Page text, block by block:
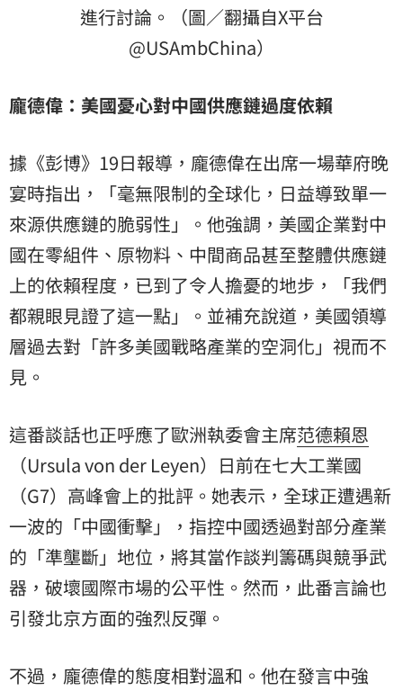
進行討論。（圖／翻攝自X平台
@USAmbChina）
龐德偉：美國憂心對中國供應鏈過度依賴
據《彭博》19日報導，龐德偉在出席一場華府晚
宴時指出，「毫無限制的全球化，日益導致單一
來源供應鏈的脆弱性」。他強調，美國企業對中
國在零組件、原物料、中間商品甚至整體供應鏈
上的依賴程度，已到了令人擔憂的地步，「我們
都親眼見證了這一點」。並補充說道，美國領導
層過去對「許多美國戰略產業的空洞化」視而不
見。
這番談話也正呼應了歐洲執委會主席范德賴恩
（Ursula von der Leyen）日前在七大工業國
（G7）高峰會上的批評。她表示，全球正遭遇新
一波的「中國衝擊」，指控中國透過對部分產業
的「準壟斷」地位，將其當作談判籌碼與競爭武
器，破壞國際市場的公平性。然而，此番言論也
引發北京方面的強烈反彈。
不過，龐德偉的態度相對溫和。他在發言中強